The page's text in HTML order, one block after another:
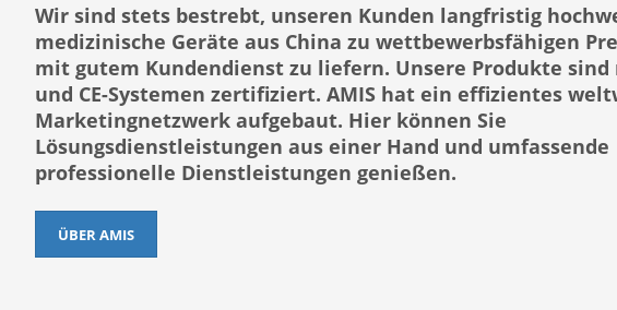
Wir sind stets bestrebt, unseren Kunden langfristig
medizinische Geräte aus China zu wettbewerbsfähigen
mit gutem Kundendienst zu liefern. Unsere Produkte sind
und CE-Systemen zertifiziert. AMIS hat ein effizientes
Marketingnetzwerk aufgebaut. Hier können Sie
Lösungsdienstleistungen aus einer Hand und umfassende
professionelle Dienstleistungen genießen.
ÜBER AMIS